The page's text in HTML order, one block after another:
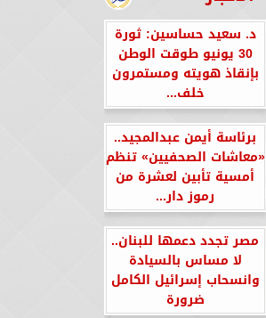
د. سعيد حساسين: ثورة
30 يونيو طوقت الوطن
بإنقاذ هويته ومستمرون
خلف...
برئاسة أيمن عبدالمجيد..
«معاشات الصحفيين» تنظم
أمسية تأبين لعشرة من
رموز دار...
مصر تجدد دعمها للبنان..
لا مساس بالسيادة
وانسحاب إسرائيل الكامل
ضرورة